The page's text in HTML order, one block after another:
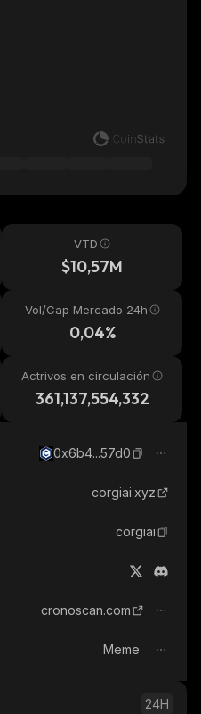
VTD
$10,57M
Vol/Cap Mercado 24h
0,04%
Actrivos en circulación
361,137,554,332
0x6b4...57d0
corgiai.xyz
corgiai
cronoscan.com
Meme
24H